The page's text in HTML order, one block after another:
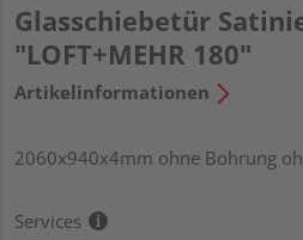
Glasschiebetür
"LOFT+MEHR 180"
Artikelinformationen
2060x940x4mm ohne Bohrung
Services